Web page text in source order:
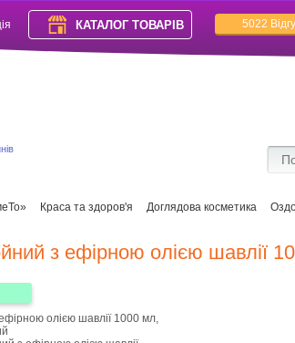
КАТАЛОГ ТОВАРІВ 5022
Краса та здоров'я Доглядова косметика
з ефірною олією шавлії